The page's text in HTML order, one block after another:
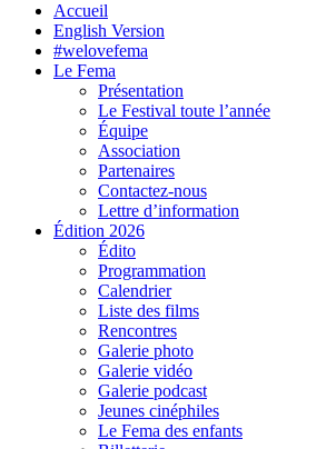
Accueil
English Version
#welovefema
Le Fema
Présentation
Le Festival toute l’année
Équipe
Association
Partenaires
Contactez-nous
Lettre d’information
Édition 2026
Édito
Programmation
Calendrier
Liste des films
Rencontres
Galerie photo
Galerie vidéo
Galerie podcast
Jeunes cinéphiles
Le Fema des enfants